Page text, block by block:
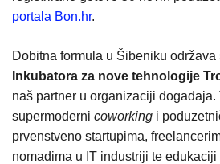
portala Bon.hr.
Dobitna formula u Šibeniku održava
Inkubatora za nove tehnologije
naš partner u organizaciji
supermoderni coworking i
prvenstveno startupima,
nomadima u IT industriji te